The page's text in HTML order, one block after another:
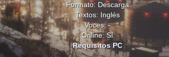
Formato: Descarga
Textos: Inglés
Voces: -
Online: Sí
Requisitos PC